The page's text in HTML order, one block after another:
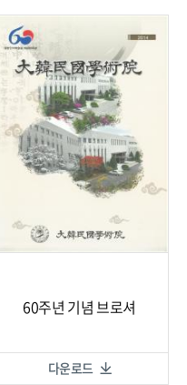
60주년 기념 브로셔
다운로드